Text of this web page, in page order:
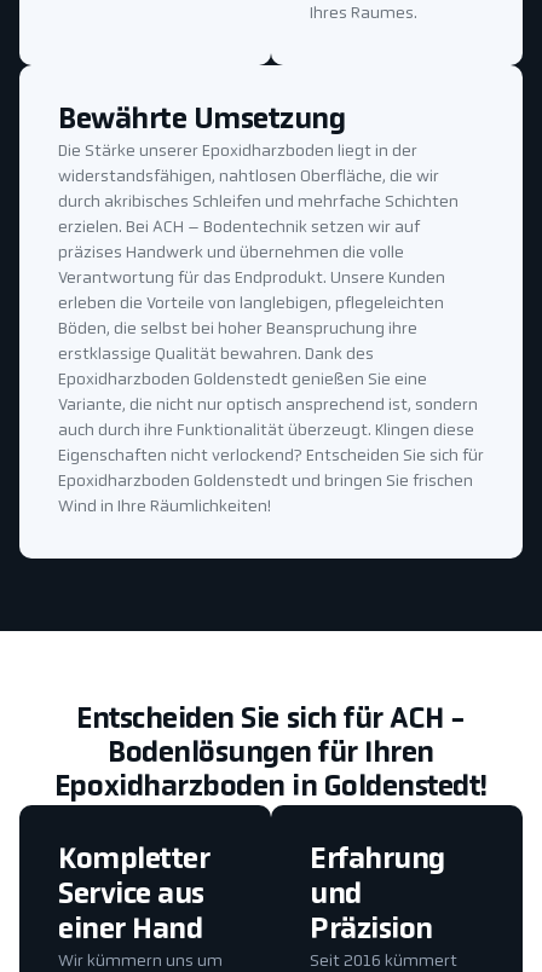
Ihres Raumes.
Bewährte Umsetzung
Die Stärke unserer Epoxidharzboden liegt in der
widerstandsfähigen, nahtlosen Oberfläche, die wir
durch akribisches Schleifen und mehrfache Schichten
erzielen. Bei ACH – Bodentechnik setzen wir auf
präzises Handwerk und übernehmen die volle
Verantwortung für das Endprodukt. Unsere Kunden
erleben die Vorteile von langlebigen, pflegeleichten
Böden, die selbst bei hoher Beanspruchung ihre
erstklassige Qualität bewahren. Dank des
Epoxidharzboden Goldenstedt genießen Sie eine
Variante, die nicht nur optisch ansprechend ist, sondern
auch durch ihre Funktionalität überzeugt. Klingen diese
Eigenschaften nicht verlockend? Entscheiden Sie sich für
Epoxidharzboden Goldenstedt und bringen Sie frischen
Wind in Ihre Räumlichkeiten!
Entscheiden Sie sich für ACH -
Bodenlösungen für Ihren
Epoxidharzboden in Goldenstedt!
Erfahrung
und
Präzision
Seit 2016 kümmert
Kompletter
Service aus
einer Hand
Wir kümmern uns um